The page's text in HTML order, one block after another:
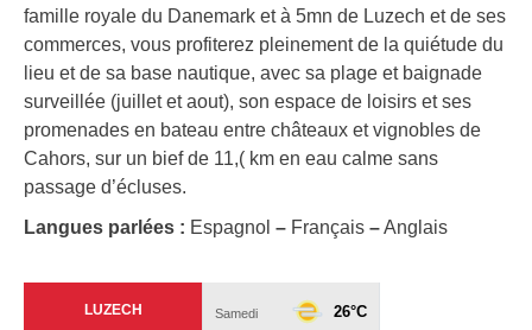
famille royale du Danemark et à 5mn de Luzech et de ses
commerces, vous profiterez pleinement de la quiétude du
lieu et de sa base nautique, avec sa plage et baignade
surveillée (juillet et aout), son espace de loisirs et ses
promenades en bateau entre châteaux et vignobles de
Cahors, sur un bief de 11,( km en eau calme sans
passage d’écluses.
Langues parlées : Espagnol – Français –Anglais